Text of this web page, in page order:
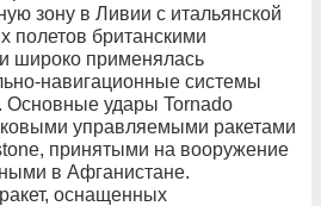
зону в Ливии с итальянской
полетов британскими
широко применялась
навигационные системы
Основные удары Tornado
управляемыми ракетами
принятыми на вооружение
в Афганистане.
оснащенных